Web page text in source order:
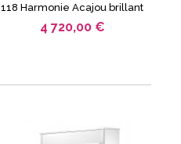
118 Harmonie Acajou brillant
4 720,00 €